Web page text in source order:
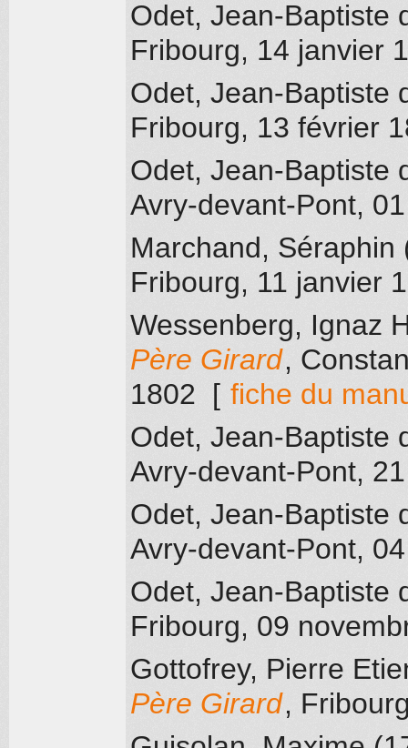
Odet, Jean-Baptiste
Fribourg, 14 janvier
Odet, Jean-Baptiste
Fribourg, 13 février
Odet, Jean-Baptiste
Avry-devant-Pont,
Marchand, Séraphin
Fribourg, 11 janvier
Wessenberg, Ignaz
Père Girard,
1802 [ fiche du
Odet, Jean-Baptiste
Avry-devant-Pont,
Odet, Jean-Baptiste
Avry-devant-Pont,
Odet, Jean-Baptiste
Fribourg, 09
Gottofrey, Pierre
Père Girard,